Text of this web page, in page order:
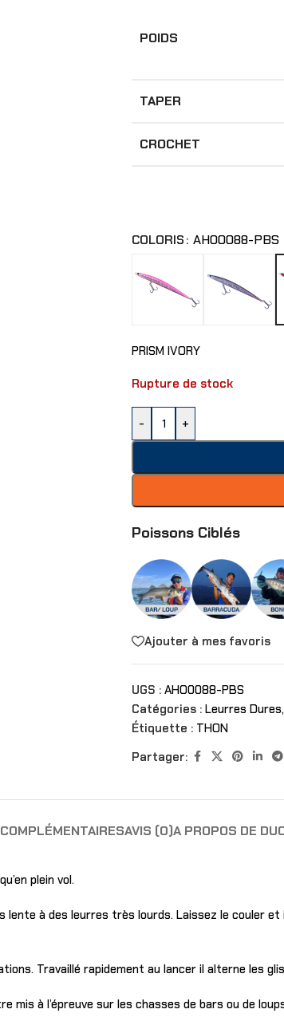
POIDS
TAPER
CROCHET
COLORIS AHO0088-PBS
PRISM IVORY
Rupture de stock
- +
Poissons Ciblés
Ajouter à mes favoris
UGS : AHO0088-PBS
Catégories : Leurres Dures,
Étiquette : THON
Partager:
AVIS (0)A PROPOS DE
plein vol.
à des leurres très lourds. Laissez le couler
Travaillé rapidement au lancer il alterne les
à l’épreuve sur les chasses de bars ou de